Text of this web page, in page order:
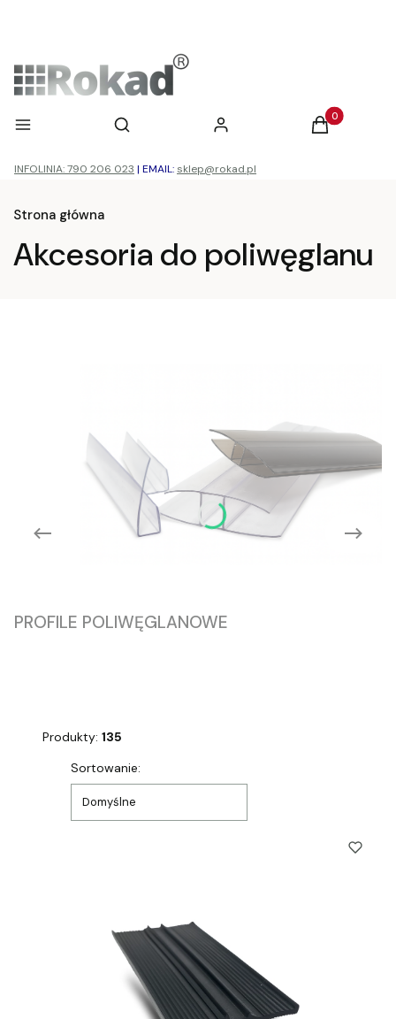
Menu Otwórz wyszukiwarkę
Szukaj Zaloguj się Produkty w
Koszyk
INFOLINIA: 790 206 023 | EMAIL: sklep@rokad.pl
Strona główna
Akcesoria do poliwęglanu
PROFILE POLIWĘGLANOWE
Produkty: 135
Lista produktów
Sortowanie:
Domyślne